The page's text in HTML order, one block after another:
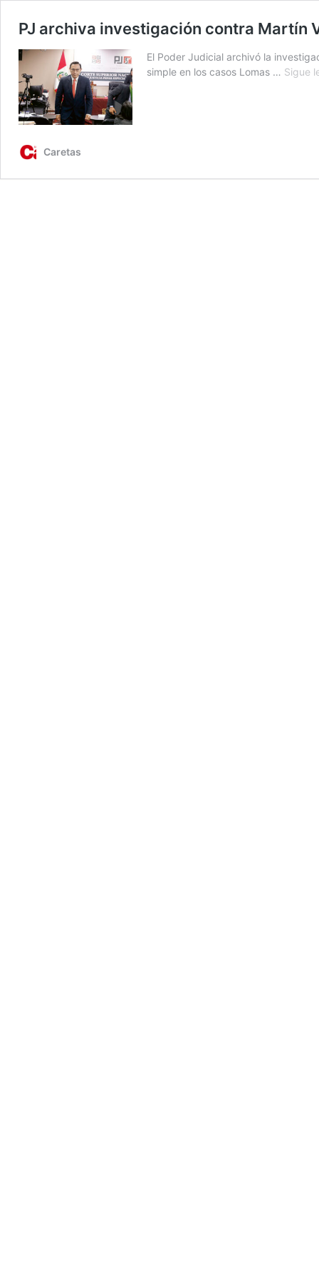
PJ archiva investigación contra Martín
El Poder Judicial archivó la
simple en los casos Lomas … Sigue
Caretas